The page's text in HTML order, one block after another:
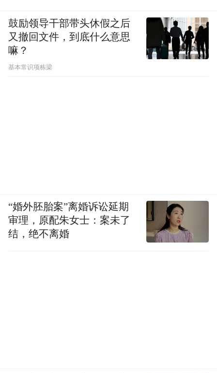
鼓励领导干部带头休假之后
又撤回文件，到底什么意思
嘛？
基本常识项栋梁
“婚外胚胎案”离婚诉讼延期
审理，原配朱女士：案未了
结，绝不离婚